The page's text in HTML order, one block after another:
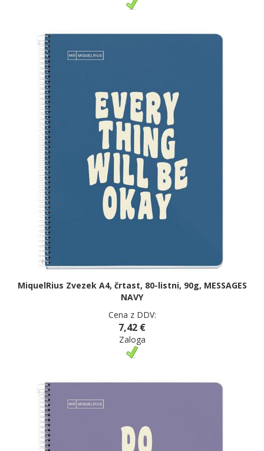
MiquelRius Zvezek A4, črtast, 80-listni, 90g, MESSAGES
NAVY
Cena z DDV:
7,42 €
Zaloga